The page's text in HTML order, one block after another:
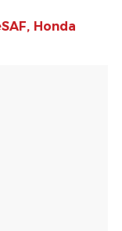
Honda